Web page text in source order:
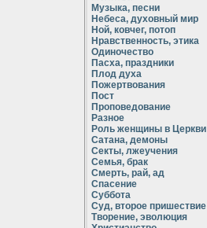
Музыка, песни
Небеса, духовный мир
Ной, ковчег, потоп
Нравственность, этика
Одиночество
Пасха, праздники
Плод духа
Пожертвования
Пост
Проповедование
Разное
Роль женщины в Церкви
Сатана, демоны
Секты, лжеучения
Семья, брак
Смерть, рай, ад
Спасение
Суббота
Суд, второе пришествие
Творение, эволюция